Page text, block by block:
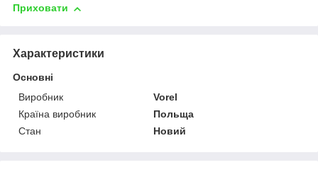
Приховати
Характеристики
Основні
Виробник
Vorel
Країна виробник
Польща
Стан
Новий